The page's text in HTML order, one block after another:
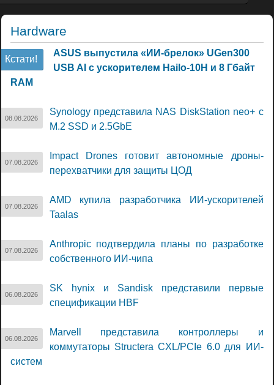
Hardware
Кстати!
ASUS выпустила «ИИ-брелок» UGen300
USB AI с ускорителем Hailo-10H и 8 Гбайт
RAM
08.08.2026
Synology представила NAS DiskStation neo+ с
M.2 SSD и 2.5GbE
07.08.2026
Impact Drones готовит автономные дроны-
перехватчики для защиты ЦОД
07.08.2026
AMD купила разработчика ИИ-ускорителей
Taalas
07.08.2026
Anthropic подтвердила планы по разработке
собственного ИИ-чипа
06.08.2026
SK hynix и Sandisk представили первые
спецификации HBF
06.08.2026
Marvell представила контроллеры и
коммутаторы Structera CXL/PCIe 6.0 для ИИ-
систем